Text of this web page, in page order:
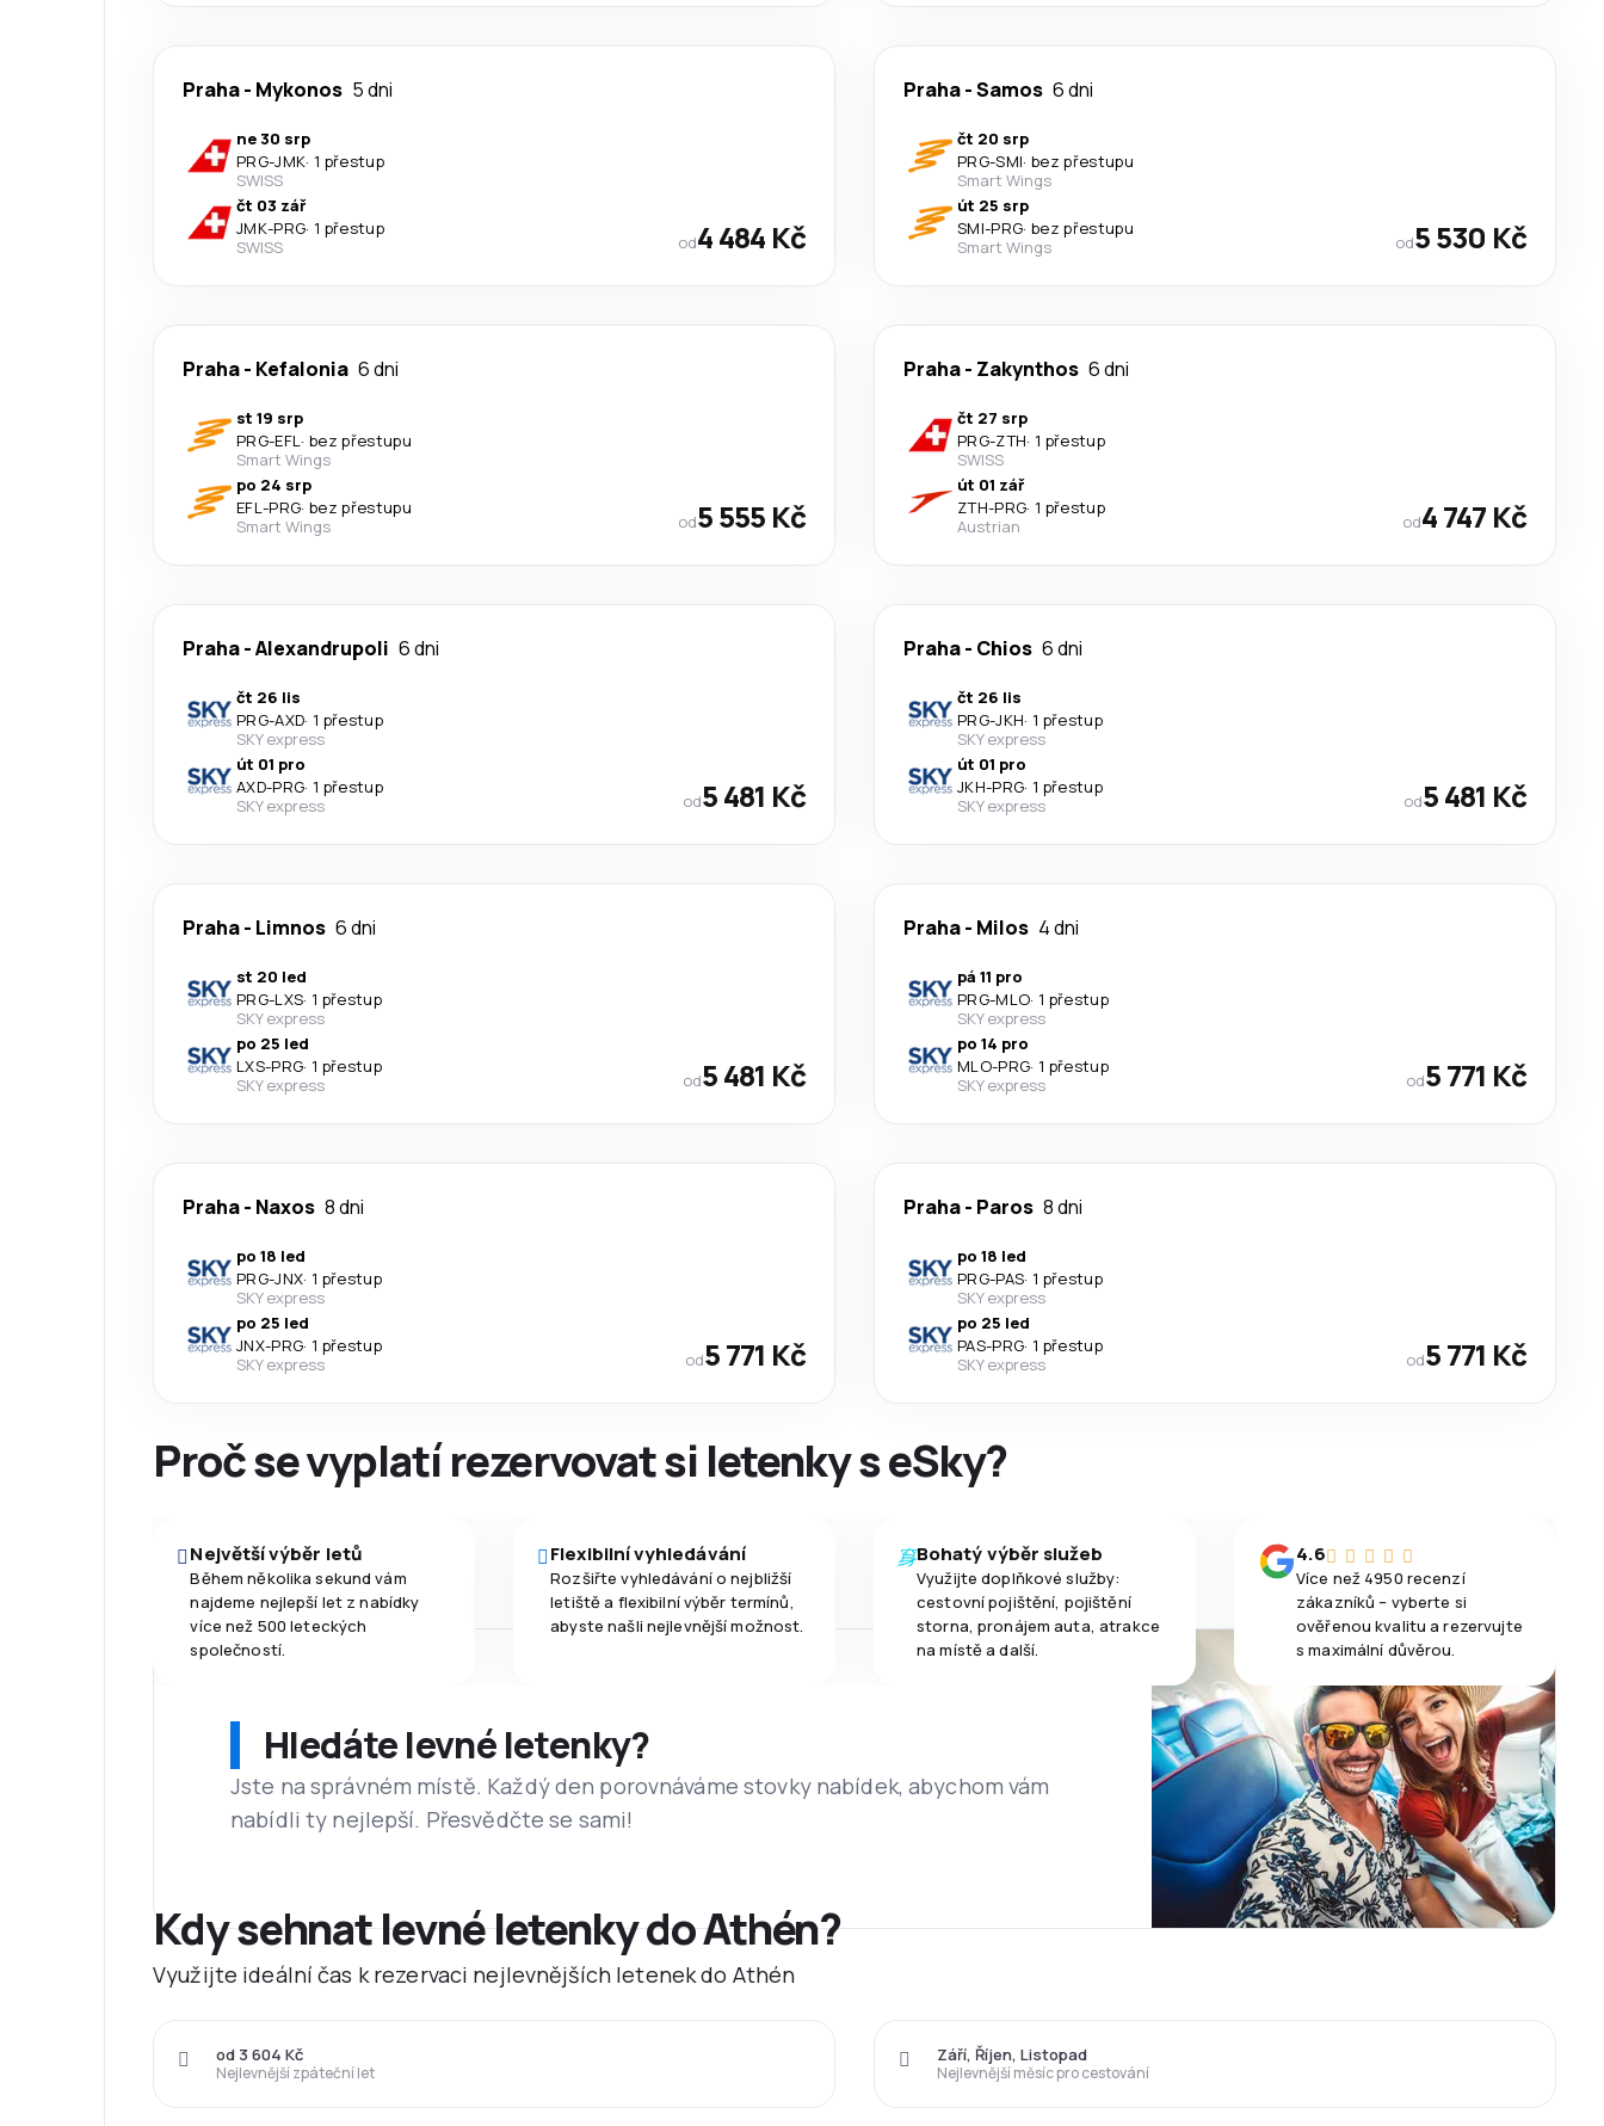
Praha- Mykonos 5 dni
ne 30 srp
PRG-JMK· 1 přestup
SWISS
čt 03 zář
JMK-PRG· 1 přestup
SWISS
od4 484 Kč
Praha-Samos 6 dni
čt 20 srp
PRG-SMI· bez přestupu
Smart Wings
út 25 srp
SMI-PRG· bez přestupu
Smart Wings
od5 530 Kč
Praha- Kefalonia 6 dni
st 19 srp
PRG-EFL · bez přestupu
Smart Wings
po 24 srp
EFL -PRG· bez přestupu
Smart Wings
od5 555 Kč
Praha- Zakynthos 6 dni
čt 27 srp
PRG-ZTH· 1 přestup
SWISS
út 01 zář
ZTH-PRG· 1 přestup
Austrian
od4 747 Kč
Praha-Alexandrupoli 6 dni
čt 26 lis
PRG-AXD· 1 přestup
SKY express
út 01 pro
AXD-PRG· 1 přestup
SKY express
od5 481 Kč
Praha- Chios 6 dni
čt 26 lis
PRG-JKH· 1 přestup
SKY express
út 01 pro
JKH-PRG· 1 přestup
SKY express
od5 481 Kč
Praha- Limnos 6 dni
st 20 led
PRG-LXS· 1 přestup
SKY express
po 25 led
LXS-PRG· 1 přestup
SKY express
od5 481 Kč
Praha- Milos 4 dni
pá 11 pro
PRG-MLO· 1 přestup
SKY express
po 14 pro
MLO-PRG· 1 přestup
SKY express
od5 771 Kč
Praha- Naxos 8 dni
po 18 led
PRG-JNX· 1 přestup
SKY express
po 25 led
JNX-PRG· 1 přestup
SKY express
od5 771 Kč
Praha- Paros 8 dni
po 18 led
PRG-PAS· 1 přestup
SKY express
po 25 led
PAS-PRG· 1 přestup
SKY express
od5 771 Kč
Proč se vyplatí rezervovat si letenky s eSky?
Největší výběr letů
Během několika sekund vám
najdeme nejlepší let z nabídky
více než 500 leteckých
společností.
Flexibilní vyhledávání
Rozšiřte vyhledávání o nejbližší
letiště a flexibilní výběr termínů,
abyste našli nejlevnější možnost.
Bohatý výběr služeb
Využijte doplňkové služby:
cestovní pojištění, pojištění
storna, pronájem auta, atrakce
na místě a další.
4.6
Více než 4950 recenzí
zákazníků – vyberte si
ověřenou kvalitu a rezervujte
s maximální důvěrou.
Hledáte levné letenky?
Jste na správném místě. Každý den porovnáváme stovky nabídek, abychom vám
nabídli ty nejlepší. Přesvědčte se sami!
Kdy sehnat levné letenky do Athén?
Využijte ideální čas k rezervaci nejlevnějších letenek do Athén
Nejlevnější zpáteční let
od 3 604 Kč
Nejlevnější měsíc pro cestování
Září, Říjen, Listopad